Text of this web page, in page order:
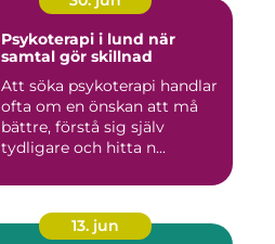
Psykoterapi i lund när
samtal gör skillnad
Att söka psykoterapi handlar
ofta om en önskan att må
bättre, förstå sig själv
tydligare och hitta n...
13. jun